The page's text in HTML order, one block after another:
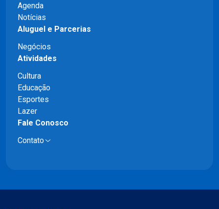
Agenda
Notícias
Aluguel e Parcerias
Negócios
Atividades
Cultura
Educação
Esportes
Lazer
Fale Conosco
Contato